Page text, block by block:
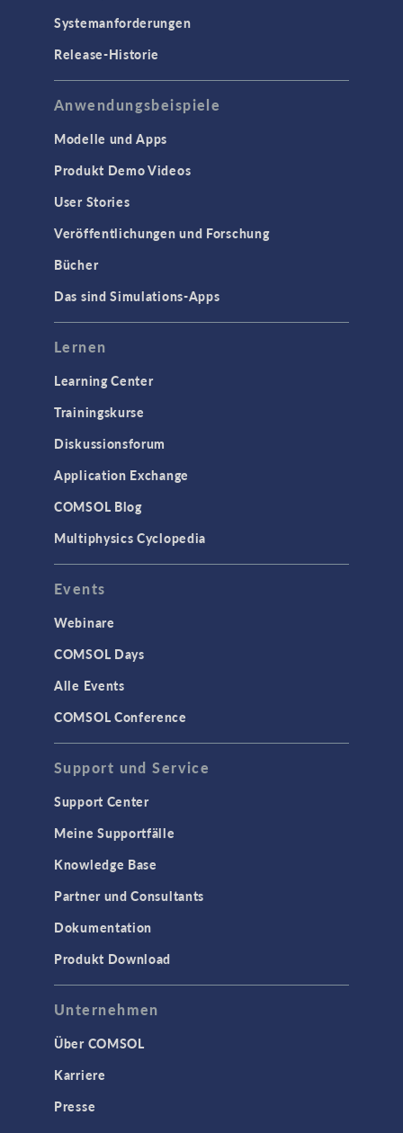
Systemanforderungen
Release-Historie
Anwendungsbeispiele
Modelle und Apps
Produkt Demo Videos
User Stories
Veröffentlichungen und Forschung
Bücher
Das sind Simulations-Apps
Lernen
Learning Center
Trainingskurse
Diskussionsforum
Application Exchange
COMSOL Blog
Multiphysics Cyclopedia
Events
Webinare
COMSOL Days
Alle Events
COMSOL Conference
Support und Service
Support Center
Meine Supportfälle
Knowledge Base
Partner und Consultants
Dokumentation
Produkt Download
Unternehmen
Über COMSOL
Karriere
Presse